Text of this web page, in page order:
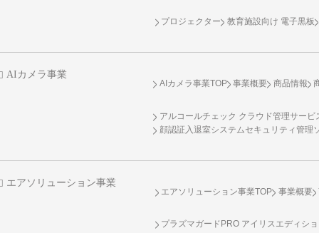
プロジェクター 教育施設向け 電子黒板
AIカメラ事業
AIカメラ事業TOP 事業概要 商品情報
アルコールチェック クラウド管理サービ
顔認証入退室システムセキュリティ管理
エアソリューション事業
エアソリューション事業TOP 事業概要
プラズマガードPRO アイリスエディシ